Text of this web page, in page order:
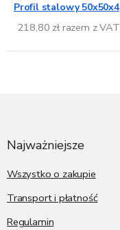
Profil stalowy 50x50x4
218,80 zł razem z VAT
Najważniejsze
Wszystko o zakupie
Transport i płatność
Regulamin